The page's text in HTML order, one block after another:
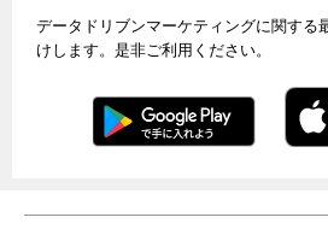
データドリブンマーケティングに関する
けします。是非ご利用ください。